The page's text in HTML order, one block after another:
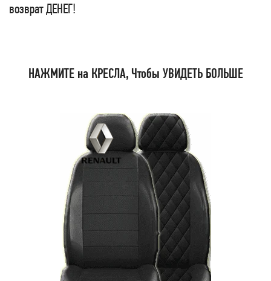
возврат ДЕНЕГ!
НАЖМИТЕ на КРЕСЛА, Чтобы УВИДЕТЬ БОЛЬШЕ